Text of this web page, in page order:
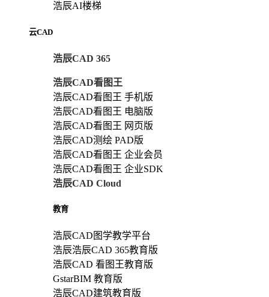
浩辰AI楼梯
云CAD
浩辰CAD 365
浩辰CAD看图王
浩辰CAD看图王 手机版
浩辰CAD看图王 电脑版
浩辰CAD看图王 网页版
浩辰CAD测绘 PAD版
浩辰CAD看图王 企业会员
浩辰CAD看图王 企业SDK
浩辰CAD Cloud
教育
浩辰CAD图学教学平台
浩辰浩辰CAD 365教育版
浩辰CAD 看图王教育版
GstarBIM 教育版
浩辰CAD建筑教育版